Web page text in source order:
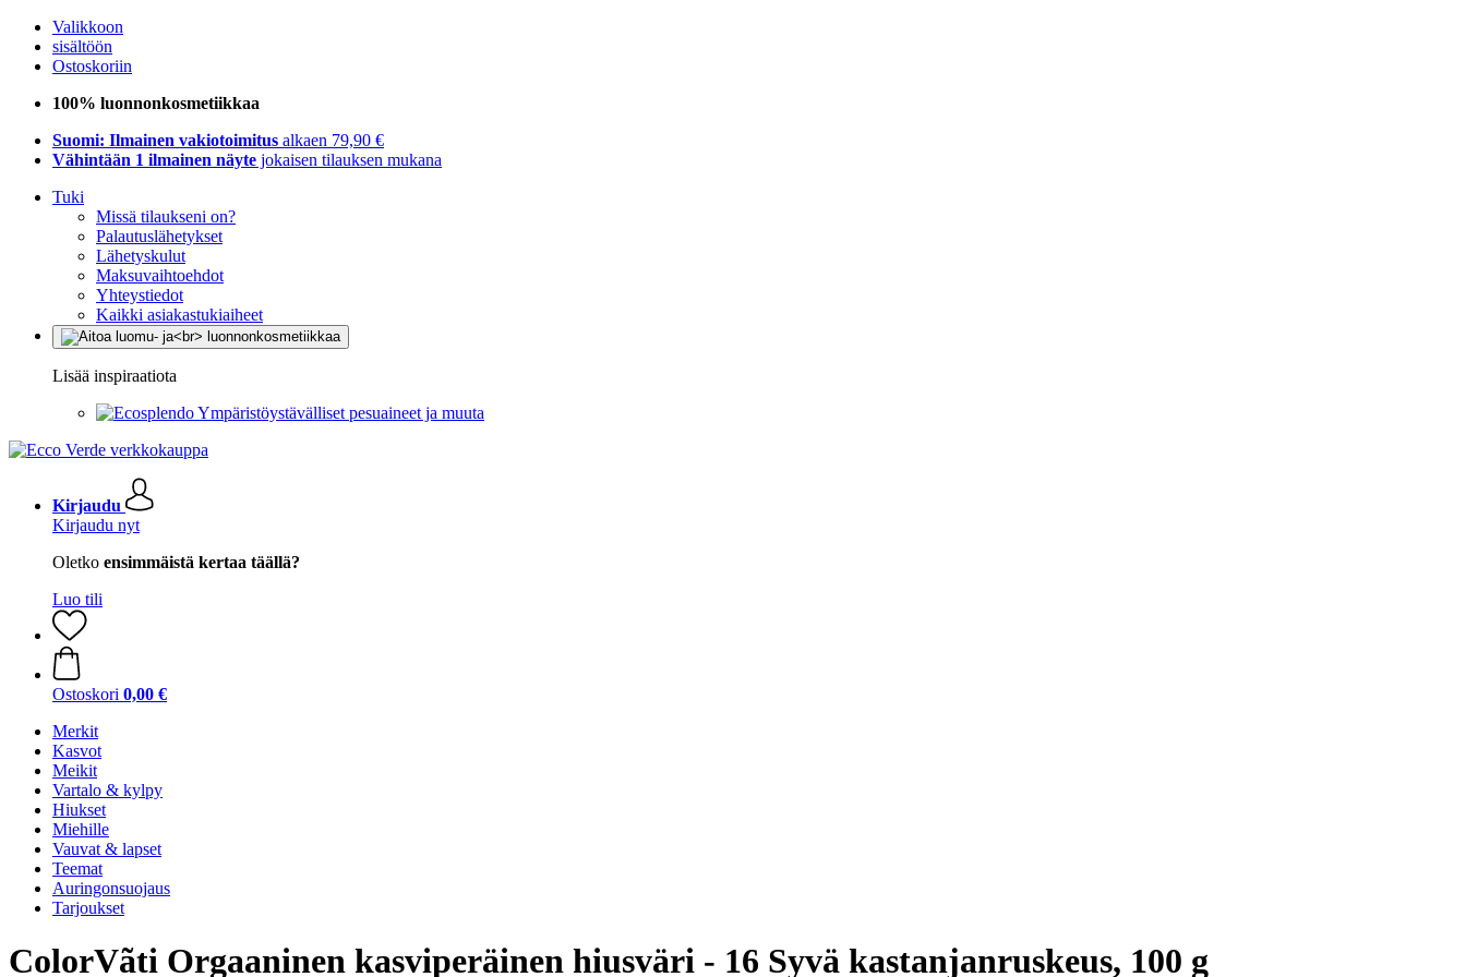
Valikkoon
sisältöön
Ostoskoriin
100% luonnonkosmetiikkaa
Suomi: Ilmainen vakiotoimitus alkaen 79,90 €
Vähintään 1 ilmainen näyte jokaisen tilauksen mukana
Tuki
Missä tilaukseni on?
Palautuslähetykset
Lähetyskulut
Maksuvaihtoehdot
Yhteystiedot
Kaikki asiakastukiaiheet
Lisää inspiraatiota
Ympäristöystävälliset pesuaineet ja muuta
Kirjaudu
Kirjaudu nyt
Oletko ensimmäistä kertaa täällä?
Luo tili
Ostoskori 0,00 €
Merkit
Kasvot
Meikit
Vartalo & kylpy
Hiukset
Miehille
Vauvat & lapset
Teemat
Auringonsuojaus
Tarjoukset
ColorVãti Orgaaninen kasviperäinen hiusväri - 16 Syvä kastanjanruskeus, 100 g